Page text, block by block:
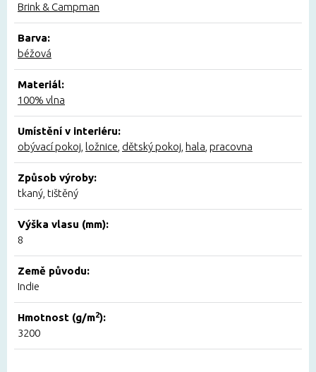
Brink & Campman
Barva:
béžová
Materiál:
100% vlna
Umístění v interiéru:
obývací pokoj ložnice dětský pokoj hala pracovna
Způsob výroby:
tkaný, tištěný
Výška vlasu (mm):
8
Země původu:
Indie
Hmotnost (g/m2):
3200